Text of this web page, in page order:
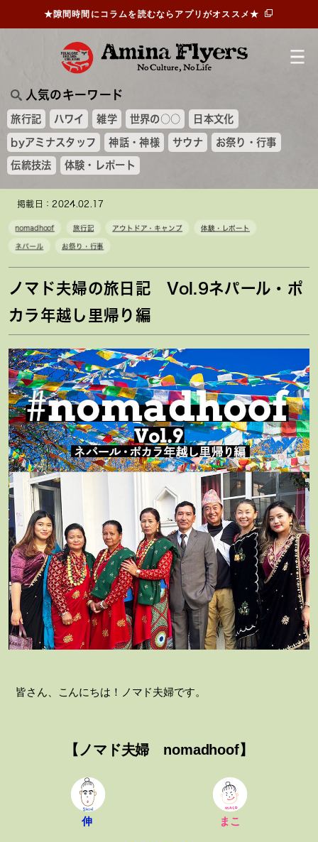
人気のキーワード
旅行記 ハワイ 雑学 世界の○○ 日本文化
byアミナスタッフ 神話・神様 サウナ お祭り・行事
伝統技法 体験・レポート
★隙間時間にコラムを読むならアプリがオススメ★
掲載日：2024.02.17
nomadhoof 旅行記 アウトドア・キャンプ 体験・レポート
ネパール お祭り・行事
ノマド夫婦の旅日記 Vol.9ネパール・ポ
カラ年越し里帰り編
皆さん、こんにちは！ノマド夫婦です。
【ノマド夫婦 nomadhoof】
伸 まこ